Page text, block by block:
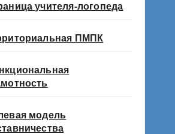
учителя-логопеда
ПМПК
модель